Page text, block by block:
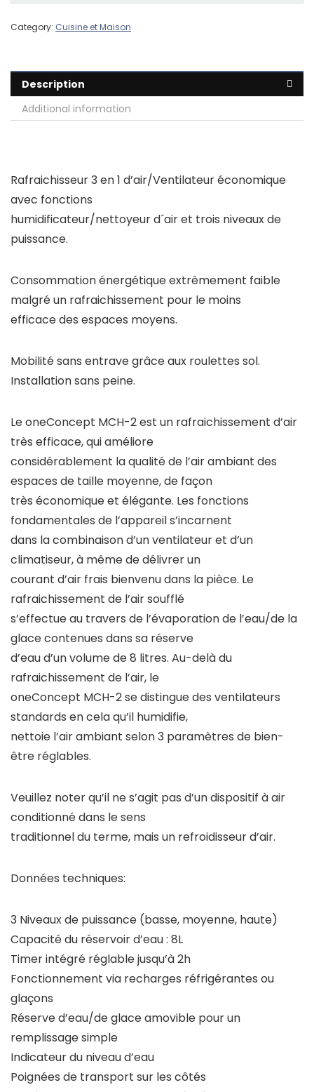
Category: Cuisine et Maison
Description
Additional information
Rafraichisseur 3 en 1 d’air/Ventilateur économique
avec fonctions
humidificateur/nettoyeur d´air et trois niveaux de
puissance.
Consommation énergétique extrêmement faible
malgré un rafraichissement pour le moins
efficace des espaces moyens.
Mobilité sans entrave grâce aux roulettes sol.
Installation sans peine.
LeoneConcept MCH-2 est un rafraichissement d’air
très efficace, qui améliore
considérablement la qualité de l’air ambiant des
espaces de taille moyenne, de façon
très économique et élégante. Les fonctions
fondamentales de l’appareil s’incarnent
dans la combinaison d’unventilateuret d’un
climatiseur, à même de délivrer un
courant d’air frais bienvenu dans la pièce. Le
rafraichissement de l’air soufflé
s’effectue au travers de l’évaporation de l’eau/de la
glace contenues dans sa réserve
d’eau d’un volume de 8 litres. Au-delà du
rafraichissement de l’air, le
oneConcept MCH-2 se distingue des ventilateurs
standards en cela qu’il humidifie,
nettoie l’air ambiant selon 3 paramètres de bien-
être réglables.
Veuillez noter qu’il ne s’agit pas d’un dispositif à air
conditionné dans le sens
traditionnel du terme, mais un refroidisseur d’air.
Données techniques:
3 Niveaux de puissance (basse, moyenne, haute)
Capacité du réservoir d’eau : 8L
Timer intégré réglable jusqu’à 2h
Fonctionnement via recharges réfrigérantes ou
glaçons
Réserve d’eau/de glace amovible pour un
remplissage simple
Indicateur du niveau d’eau
Poignées de transport sur les côtés